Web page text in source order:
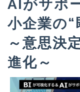
AIがサポ
小企業の“
～意思決
進化～